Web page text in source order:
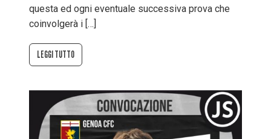
questa ed ogni eventuale successiva prova che
coinvolgerà i […]
LEGGI TUTTO